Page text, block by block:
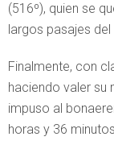
(516º), quien se
largos pasajes
Finalmente, con
haciendo valer su
impuso al
horas y 36